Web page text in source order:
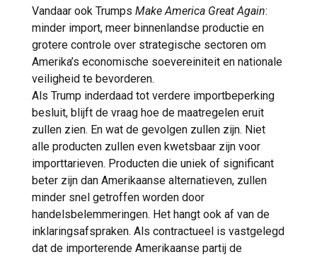
Vandaar ook Trumps Make America Great Again:
minder import, meer binnenlandse productie en
grotere controle over strategische sectoren om
Amerika’s economische soevereiniteit en nationale
veiligheid te bevorderen.
Als Trump inderdaad tot verdere importbeperking
besluit, blijft de vraag hoe de maatregelen eruit
zullen zien. En wat de gevolgen zullen zijn. Niet
alle producten zullen even kwetsbaar zijn voor
importtarieven. Producten die uniek of significant
beter zijn dan Amerikaanse alternatieven, zullen
minder snel getroffen worden door
handelsbelemmeringen. Het hangt ook af van de
inklaringsafspraken. Als contractueel is vastgelegd
dat de importerende Amerikaanse partij de